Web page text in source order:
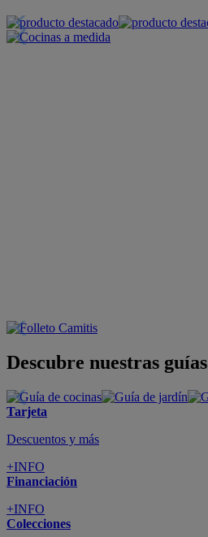
Descubre nuestras guías
Tarjeta
Descuentos y más
+INFO
Financiación
+INFO
Colecciones